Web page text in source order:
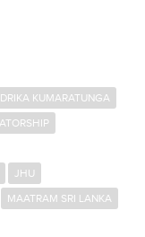
KUMARATUNGA
JHU
MAATRAM SRI LANKA